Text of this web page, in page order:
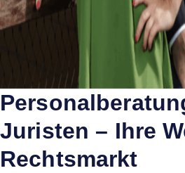
Juristen – Ihre
Rechtsmarkt